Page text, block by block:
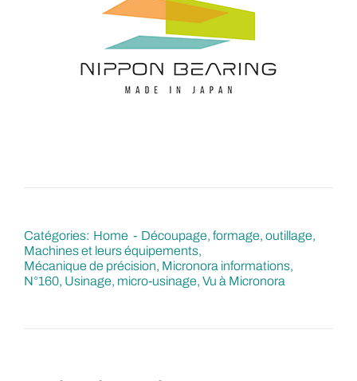
Catégories: Home
Découpage, formage, outillage
Machines et leurs équipements
Mécanique de précision Micronora informations
N°160 Usinage, micro-usinage Vu à Micronora